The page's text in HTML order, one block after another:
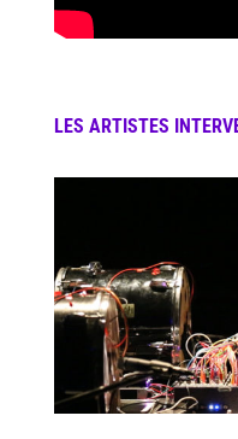
LES ARTISTES